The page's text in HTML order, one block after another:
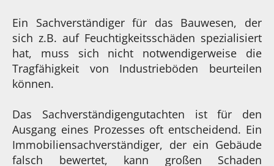
Ein Sachverständiger für das Bauwesen, der
sich z.B. auf Feuchtigkeitsschäden spezialisiert
hat, muss sich nicht notwendigerweise die
Tragfähigkeit von Industrieböden beurteilen
können.
Das Sachverständigengutachten ist für den
Ausgang eines Prozesses oft entscheidend. Ein
Immobiliensachverständiger, der ein Gebäude
falsch bewertet, kann großen Schaden